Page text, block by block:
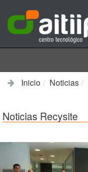
Inicio Noticias
Noticias Recysite